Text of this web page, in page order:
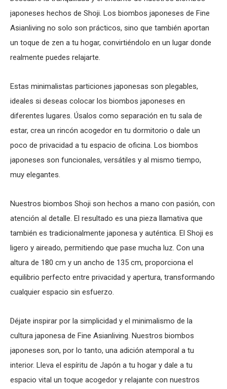
japoneses hechos de Shoji. Los biombos japoneses de Fine
Asianliving no solo son prácticos, sino que también aportan
un toque de zen a tu hogar, convirtiéndolo en un lugar donde
realmente puedes relajarte.
Estas minimalistas particiones japonesas son plegables,
ideales si deseas colocar los biombos japoneses en
diferentes lugares. Úsalos como separación en tu sala de
estar, crea un rincón acogedor en tu dormitorio o dale un
poco de privacidad a tu espacio de oficina. Los biombos
japoneses son funcionales, versátiles y al mismo tiempo,
muy elegantes.
Nuestros biombos Shoji son hechos a mano con pasión, con
atención al detalle. El resultado es una pieza llamativa que
también es tradicionalmente japonesa y auténtica. El Shoji es
ligero y aireado, permitiendo que pase mucha luz. Con una
altura de 180 cm y un ancho de 135 cm, proporciona el
equilibrio perfecto entre privacidad y apertura, transformando
cualquier espacio sin esfuerzo.
Déjate inspirar por la simplicidad y el minimalismo de la
cultura japonesa de Fine Asianliving. Nuestros biombos
japoneses son, por lo tanto, una adición atemporal a tu
interior. Lleva el espíritu de Japón a tu hogar y dale a tu
espacio vital un toque acogedor y relajante con nuestros